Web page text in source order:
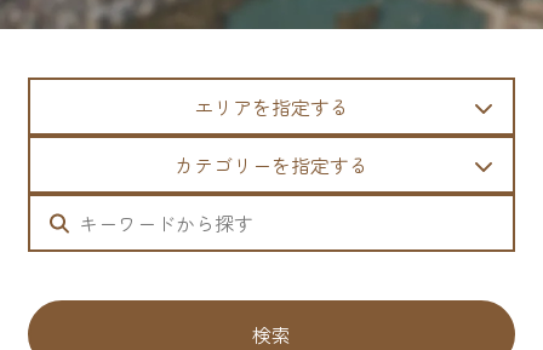
エリアを指定する
カテゴリーを指定する
検索